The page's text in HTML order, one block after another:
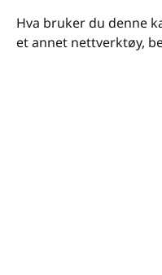
Hva bruker du denne
et annet nettverktøy,